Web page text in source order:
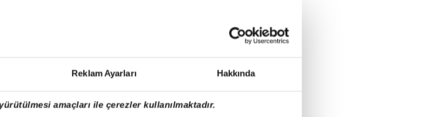
Reklam Ayarları Hakkında
amaçları ile çerezler kullanılmaktadır.